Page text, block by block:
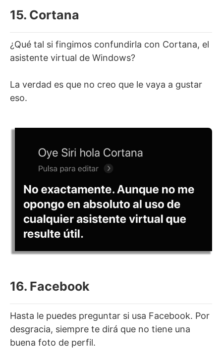
15. Cortana
¿Qué tal si fingimos confundirla con Cortana, el
asistente virtual de Windows?
La verdad es que no creo que le vaya a gustar
eso.
16. Facebook
Hasta le puedes preguntar si usa Facebook. Por
desgracia, siempre te dirá que no tiene una
buena foto de perfil.